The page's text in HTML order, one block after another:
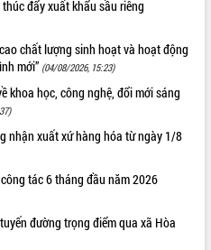
đẩy xuất khẩu sầu riêng
chất lượng sinh hoạt và hoạt động
mới” (04/08/2026, 15:23)
khoa học, công nghệ, đổi mới sáng
nhận xuất xứ hàng hóa từ ngày 1/8
tác 6 tháng đầu năm 2026
đường trọng điểm qua xã Hòa